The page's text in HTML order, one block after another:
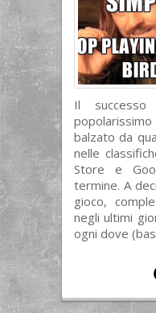
Il
balzato da
nelle
Store e
termine. A
gioco,
negli ultimi
ogni dove